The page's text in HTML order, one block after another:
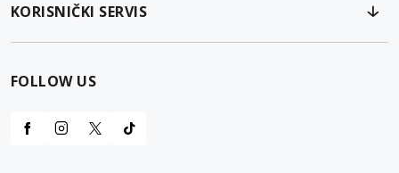
KORISNIČKI SERVIS
FOLLOW US